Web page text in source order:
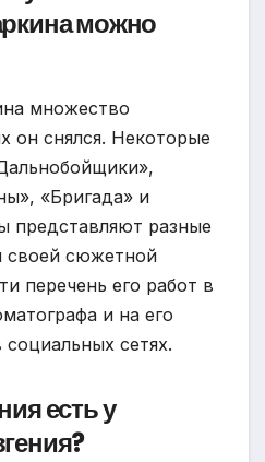
можно
множество
он снялся. Некоторые
«Бригада» и
представляют разные
своей сюжетной
перечень его работ в
и на его
сетях.
есть у